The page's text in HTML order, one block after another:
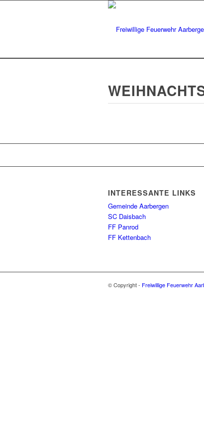
INTERESSANTE LINKS
Gemeinde Aarbergen
SC Daisbach
FF Panrod
FF Kettenbach
© Copyright - Freiwillige Feuerwehr